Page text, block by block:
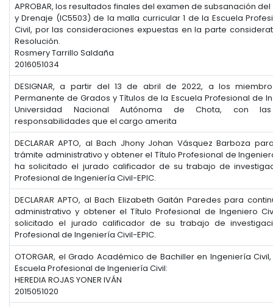
APROBAR, los resultados finales del examen de subsanación
y Drenaje (IC5503) de la malla curricular 1 de la Escuela
Civil, por las consideraciones expuestas en la parte
Resolución.
Rosmery Tarrillo Saldaña
2016051034
DESIGNAR, a partir del 13 de abril de 2022, a los
Permanente de Grados y Títulos de la Escuela Profesional de
Universidad Nacional Autónoma de Chota, con
responsabilidades que el cargo amerita
DECLARAR APTO, al Bach Jhony Johan Vásquez Barboza
trámite administrativo y obtener el Título Profesional de
ha solicitado el jurado calificador de su trabajo de
Profesional de Ingeniería Civil-EPIC.
DECLARAR APTO, al Bach Elizabeth Gaitán Paredes para
administrativo y obtener el Título Profesional de Ingeniero
solicitado el jurado calificador de su trabajo de
Profesional de Ingeniería Civil-EPIC.
OTORGAR, el Grado Académico de Bachiller en Ingeniería
Escuela Profesional de Ingeniería Civil:
HEREDIA ROJAS YONER IVÁN
2015051020